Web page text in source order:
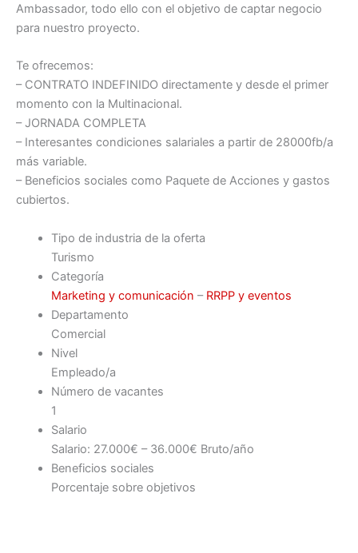
Ambassador, todo ello con el objetivo de captar negocio
para nuestro proyecto.
Te ofrecemos:
– CONTRATO INDEFINIDO directamente y desde el primer
momento con la Multinacional.
– JORNADA COMPLETA
– Interesantes condiciones salariales a partir de 28000fb/a
más variable.
– Beneficios sociales como Paquete de Acciones y gastos
cubiertos.
Tipo de industria de la oferta
Turismo
Categoría
Marketing y comunicación – RRPP y eventos
Departamento
Comercial
Nivel
Empleado/a
Número de vacantes
1
Salario
Salario: 27.000€ – 36.000€ Bruto/año
Beneficios sociales
Porcentaje sobre objetivos